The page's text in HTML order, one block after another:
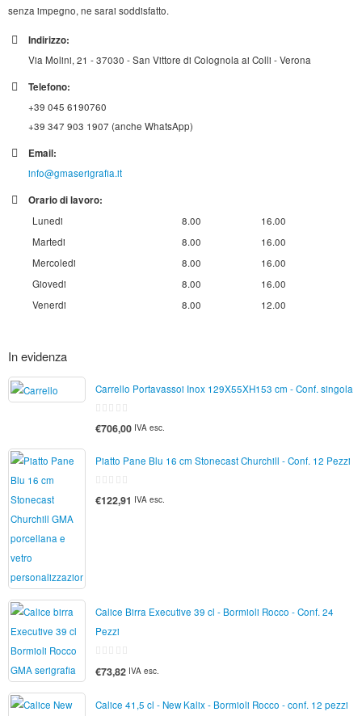
senza impegno, ne sarai soddisfatto.
Indirizzo:
Via Molini, 21 - 37030 - San Vittore di Colognola ai Colli - Verona
Telefono:
+39 045 6190760
+39 347 903 1907 (anche WhatsApp)
Email:
info@gmaserigrafia.it
Orario di lavoro:
Lunedi 8.00
16.00
Martedi
8.00
16.00
Mercoledi
8.00
16.00
Giovedi
8.00
16.00
Venerdi
8.00 12.00
In evidenza
Carrello Portavassoi Inox 129X55XH153 cm - Conf. singola
0
di
€706,00 IVA esc.
Piatto Pane Blu 16 cm Stonecast Churchill - Conf. 12 Pezzi
0
di
€122,91 IVA esc.
Calice Birra Executive 39 cl - Bormioli Rocco - Conf. 24
Pezzi
0
di
€73,82 IVA esc.
Calice 41,5 cl - New Kalix - Bormioli Rocco - conf. 12 pezzi